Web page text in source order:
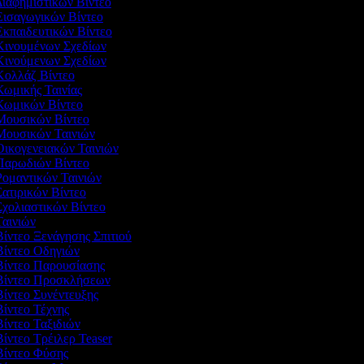
Βίντεο
Βίντεο
Σχεδίων
Σχεδίων
Βίντεο
Ταινίας
Βίντεο
Βίντεο
Ταινιών
Ταινιών
Βίντεο
Ταινιών
Βίντεο
Βίντεο
Ξενάγησης Σπιτιού
Οδηγιών
Παρουσίασης
Προσκλήσεων
Συνέντευξης
Τέχνης
Ταξιδιών
Τρέιλερ Teaser
Φύσης